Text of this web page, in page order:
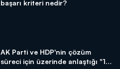
başarı kriteri nedir?
AK Parti ve HDP'nin çözüm
süreci için üzerinde anlaştığı "10